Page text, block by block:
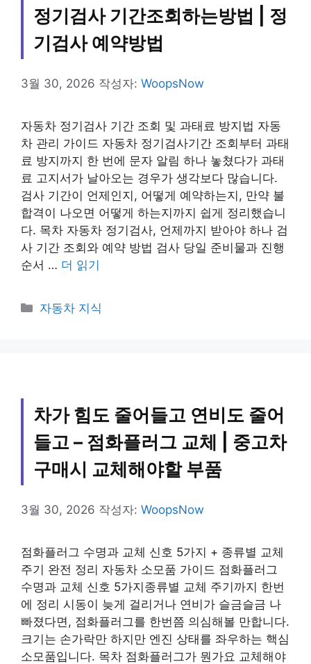
정기검사 기간조회하는방법 | 정
기검사 예약방법
3월 30, 2026 작성자: WoopsNow
자동차 정기검사 기간 조회 및 과태료 방지법 자동
차 관리 가이드 자동차 정기검사기간 조회부터 과태
료 방지까지 한 번에 문자 알림 하나 놓쳤다가 과태
료 고지서가 날아오는 경우가 생각보다 많습니다.
검사 기간이 언제인지, 어떻게 예약하는지, 만약 불
합격이 나오면 어떻게 하는지까지 쉽게 정리했습니
다. 목차 자동차 정기검사, 언제까지 받아야 하나 검
사 기간 조회와 예약 방법 검사 당일 준비물과 진행
순서 … 더 읽기
카
자동차 지식
차가 힘도 줄어들고 연비도 줄어
들고 – 점화플러그 교체 | 중고차
구매시 교체해야할 부품
3월 30, 2026 작성자: WoopsNow
점화플러그 수명과 교체 신호 5가지 + 종류별 교체
주기 완전 정리 자동차 소모품 가이드 점화플러그
수명과 교체 신호 5가지종류별 교체 주기까지 한번
에 정리 시동이 늦게 걸리거나 연비가 슬금슬금 나
빠졌다면, 점화플러그를 한번쯤 의심해볼 만합니다.
크기는 손가락만 하지만 엔진 상태를 좌우하는 핵심
소모품입니다. 목차 점화플러그가 뭔가요 교체해야